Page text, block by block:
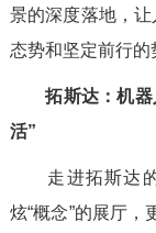
景的深度落地，让
态势和坚定前行的
拓斯达：机
活”
走进拓斯达
炫“概念”的展厅